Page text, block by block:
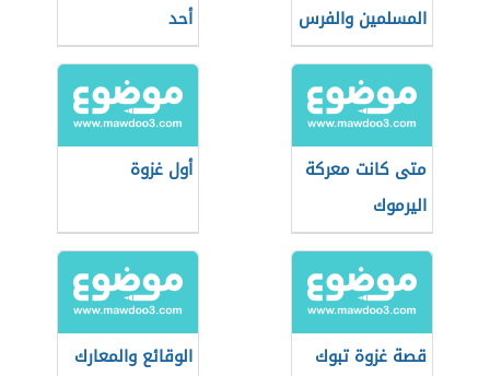
المسلمين والفرس
أحد
متى كانت معركة
اليرموك
أول غزوة
قصة غزوة تبوك
الوقائع والمعارك